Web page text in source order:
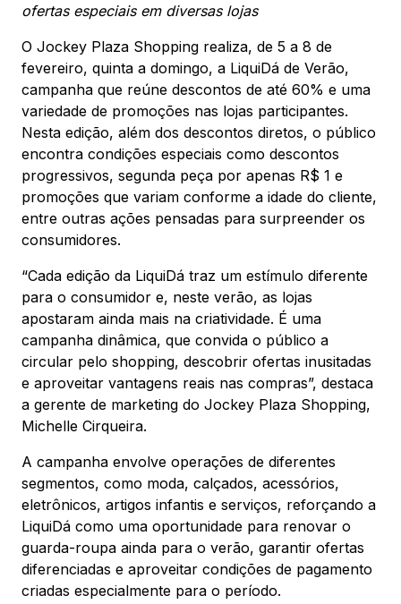
Chamar Uber
CONTATO
(41) 3216-1600
WhatsApp
Comodidades Eventos Cinema
Mapa Virtual
ofertas especiais em diversas lojas
O Jockey Plaza Shopping realiza, de 5 a 8 de
fevereiro, quinta a domingo, a LiquiDá de Verão,
campanha que reúne descontos de até 60% e uma
variedade de promoções nas lojas participantes.
Nesta edição, além dos descontos diretos, o público
encontra condições especiais como descontos
progressivos, segunda peça por apenas R$ 1 e
promoções que variam conforme a idade do cliente,
entre outras ações pensadas para surpreender os
consumidores.
“Cada edição da LiquiDá traz um estímulo diferente
para o consumidor e, neste verão, as lojas
apostaram ainda mais na criatividade. É uma
campanha dinâmica, que convida o público a
circular pelo shopping, descobrir ofertas inusitadas
e aproveitar vantagens reais nas compras”, destaca
a gerente de marketing do Jockey Plaza Shopping,
Michelle Cirqueira.
A campanha envolve operações de diferentes
segmentos, como moda, calçados, acessórios,
eletrônicos, artigos infantis e serviços, reforçando a
LiquiDá como uma oportunidade para renovar o
guarda-roupa ainda para o verão, garantir ofertas
diferenciadas e aproveitar condições de pagamento
criadas especialmente para o período.